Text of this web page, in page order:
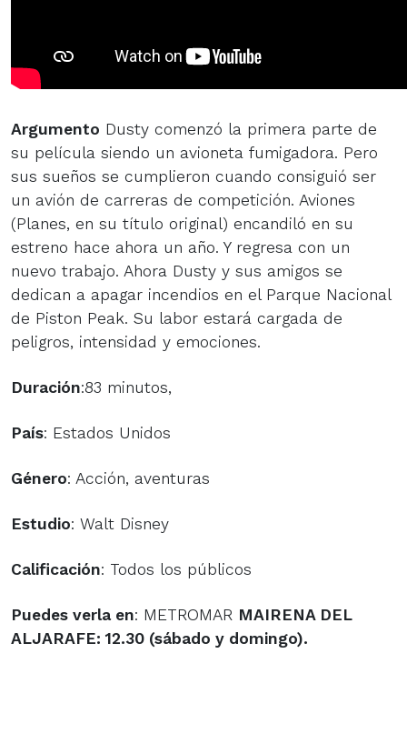
Argumento Dusty comenzó la primera parte de
su película siendo un avioneta fumigadora. Pero
sus sueños se cumplieron cuando consiguió ser
un avión de carreras de competición. Aviones
(Planes, en su título original) encandiló en su
estreno hace ahora un año. Y regresa con un
nuevo trabajo. Ahora Dusty y sus amigos se
dedican a apagar incendios en el Parque Nacional
de Piston Peak. Su labor estará cargada de
peligros, intensidad y emociones.
Duración:83 minutos,
País: Estados Unidos
Género: Acción, aventuras
Estudio: Walt Disney
Calificación: Todos los públicos
Puedes verla en: METROMAR MAIRENA DEL
ALJARAFE: 12.30 (sábado y domingo).